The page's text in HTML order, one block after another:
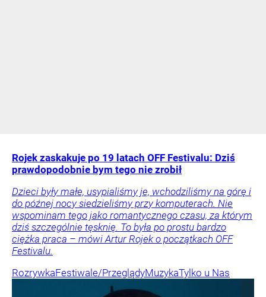
Rojek zaskakuje po 19 latach OFF Festivalu: Dziś
prawdopodobnie bym tego nie zrobił
Dzieci były małe, usypialiśmy je, wchodziliśmy na górę i
do późnej nocy siedzieliśmy przy komputerach. Nie
wspominam tego jako romantycznego czasu, za którym
dziś szczególnie tęsknię. To była po prostu bardzo
ciężka praca – mówi Artur Rojek o początkach OFF
Festivalu.
RozrywkaFestiwale/PrzeglądyMuzykaTylko u Nas